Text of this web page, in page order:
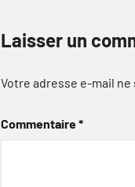
Laisser un
Votre adresse e-mail ne
Commentaire*